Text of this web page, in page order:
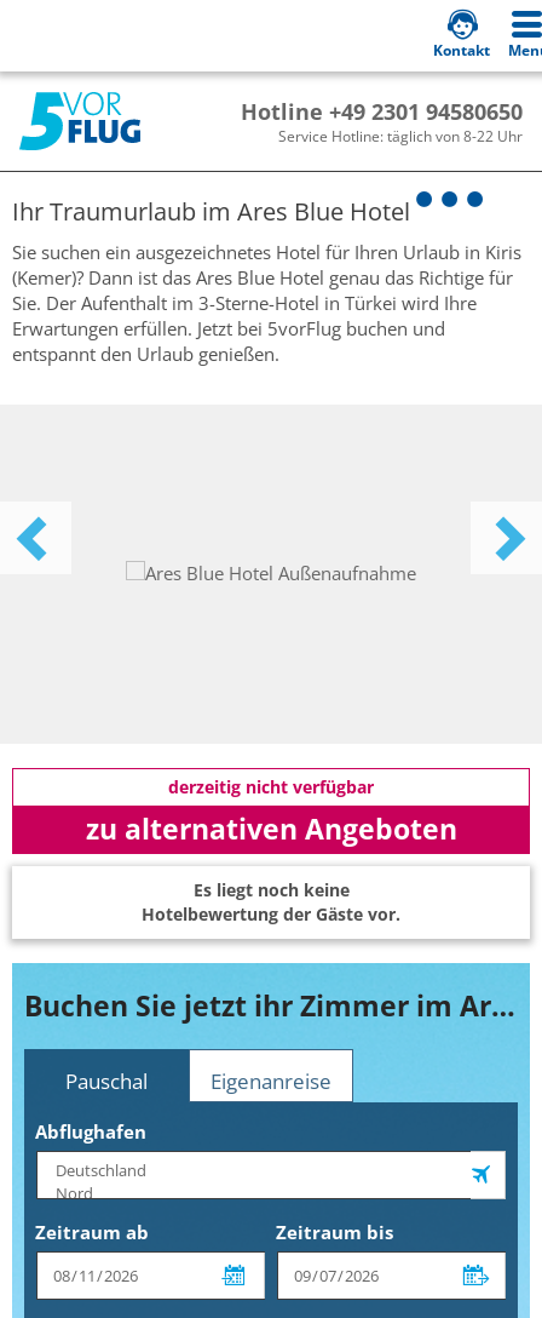
Hotline +49 2301 94580650
Service Hotline: täglich von 8-22 Uhr
Kontakt
Ihr Traumurlaub im Ares Blue Hotel
Sie suchen ein ausgezeichnetes Hotel für Ihren Urlaub in Kiris
(Kemer)? Dann ist das Ares Blue Hotel genau das Richtige für
Sie. Der Aufenthalt im 3-Sterne-Hotel in Türkei wird Ihre
Erwartungen erfüllen. Jetzt bei 5vorFlug buchen und
entspannt den Urlaub genießen.
derzeitig nicht verfügbar
zu alternativen Angeboten
Es liegt noch keine
Hotelbewertung der Gäste vor.
Buchen Sie jetzt ihr Zimmer im Ares Blue Hotel
Pauschal Eigenanreise
Abflughafen
Zeitraum ab Zeitraum bis